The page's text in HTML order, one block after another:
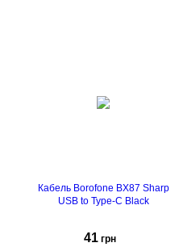
Кабель Borofone BX87 Sharp
USB to Type-C Black
41 грн